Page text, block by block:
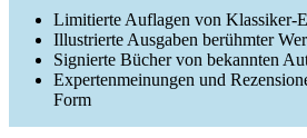
Limitierte Auflagen von Klassiker-
Illustrierte Ausgaben berühmter
Signierte Bücher von bekannten
Expertenmeinungen und
Form